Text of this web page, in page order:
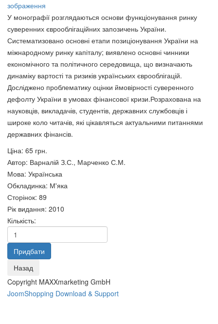
УКРАЇНА: Голгофа ХХ століття
200 грн.
Основи теорії систем і
управління
200 грн.
Дослідження операцій у
транспортних системах
200 грн.
200 грн.
зображення
У монографії розглядаються основи функціонування рин­ку
суве­ренних єврооблігаційних запозичень України.
Систематизовано основні етапи пози­ціо­нування України на
міжнародному ринку капіталу; вияв­лено основні чин­­ники
економічного та політичного середовища, що визна­чають
динаміку вар­тості та ризиків українських єврооблігацій.
Досліджено проблематику оцінки ймовір­ності суверенного
дефолту Украї­ни в умовах фінансової кризи.Розрахована на
науковців, викладачів, студентів, державних служ­бов­ців і
широке коло читачів, які цікавляться актуальними питаннями
державних фінан­сів.
Ціна: 65 грн.
Автор: Варналій З.С., Марченко С.М.
Мова: Українська
Обкладинка: М'яка
Сторінок: 89
Рік видання: 2010
Кількість:
Copyright MAXXmarketing GmbH
JoomShopping Download & Support